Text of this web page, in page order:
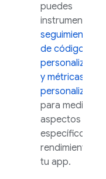
puedes
instrumentar
seguimientos
de códigos
personalizados
y métricas
personalizadas
para medir
aspectos
específicos del
rendimiento de
tu app.